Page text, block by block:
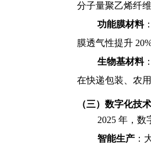
分子量聚乙烯纤
功能膜材料
膜透气性提升
生物基材料
在快递包装、农
（三）数字化技
2025 年，数
智能生产 ：